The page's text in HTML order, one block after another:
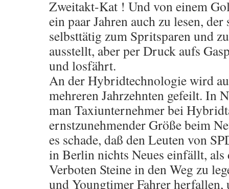
Zweitakt-Kat ! Und von einem
ein paar Jahren auch zu lesen,
selbsttätig zum Spritsparen und
ausstellt, aber per Druck aufs
und losfährt.
An der Hybridtechnologie wird
mehreren Jahrzehnten gefeilt. In
man Taxiunternehmer bei
ernstzunehmender Größe beim
es schade, daß den Leuten von
in Berlin nichts Neues einfällt,
Verboten Steine in den Weg zu
und Youngtimer Fahrer herfallen,